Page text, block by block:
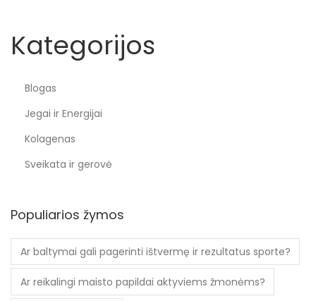
Kategorijos
Blogas
Jegai ir Energijai
Kolagenas
Sveikata ir gerovė
Populiarios žymos
Ar baltymai gali pagerinti ištvermę ir rezultatus sporte?
Ar reikalingi maisto papildai aktyviems žmonėms?